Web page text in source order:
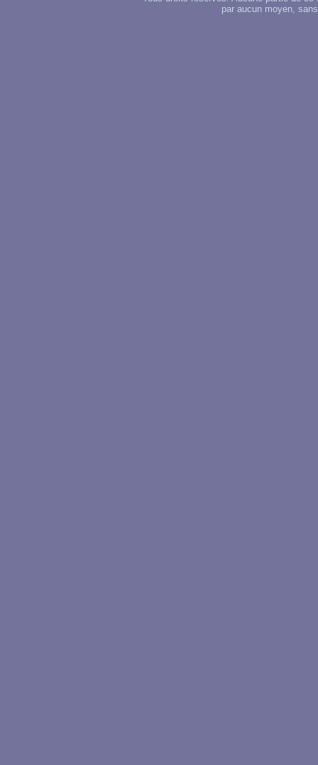
par aucun moyen,